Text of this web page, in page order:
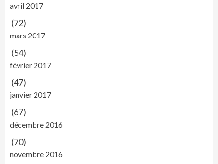
avril 2017
(72)
mars 2017
(54)
février 2017
(47)
janvier 2017
(67)
décembre 2016
(70)
novembre 2016